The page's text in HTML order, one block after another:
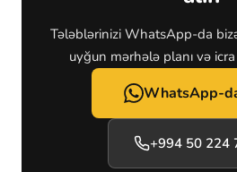
Tələblərinizi WhatsApp-da
uyğun mərhələ planı və icra
WhatsApp-
+994 50 224